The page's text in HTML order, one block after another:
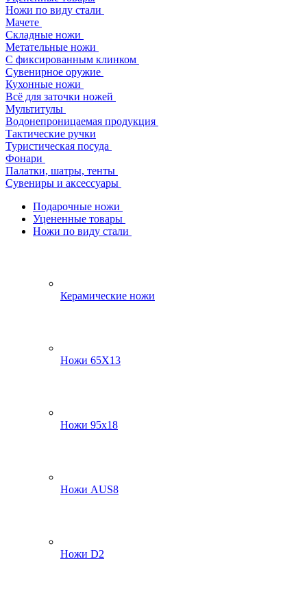
Ножи по виду стали
Мачете
Складные ножи
Метательные ножи
С фиксированным клинком
Сувенирное оружие
Кухонные ножи
Всё для заточки ножей
Мультитулы
Водонепроницаемая продукция
Тактические ручки
Туристическая посуда
Фонари
Палатки, шатры, тенты
Сувениры и аксессуары
Подарочные ножи
Уцененные товары
Ножи по виду стали
Керамические ножи
Ножи 65Х13
Ножи 95х18
Ножи AUS8
Ножи D2